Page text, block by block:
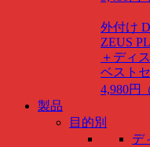
外付け
ZEUS
＋ディ
ベスト
4,980円
製品
目的別
デ